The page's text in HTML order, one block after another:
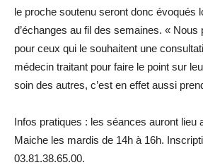
le proche soutenu seront donc évoqués
d’échanges au fil des semaines. «
pour ceux qui le souhaitent une
médecin traitant pour faire le point sur
soin des autres, c’est en effet aussi
Infos pratiques : les séances auront lieu
Maiche les mardis de 14h à 16h.
03.81.38.65.00.